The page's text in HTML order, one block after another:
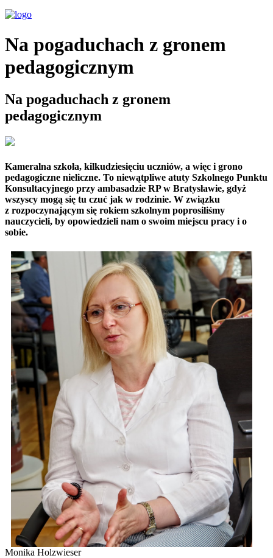
Na pogaduchach z gronem
pedagogicznym
Na pogaduchach z gronem
pedagogicznym
Kameralna szkoła, kilkudziesięciu uczniów, a więc i grono
pedagogiczne nieliczne. To niewątpliwe atuty Szkolnego Punktu
Konsultacyjnego przy ambasadzie RP w Bratysławie, gdyż
wszyscy mogą się tu czuć jak w rodzinie. W związku
z rozpoczynającym się rokiem szkolnym poprosiliśmy
nauczycieli, by opowiedzieli nam o swoim miejscu pracy i o
sobie.
Monika Holzwieser